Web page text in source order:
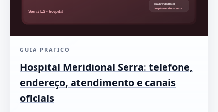
GUIA PRATICO
Hospital Meridional Serra: telefone,
endereço, atendimento e canais
oficiais